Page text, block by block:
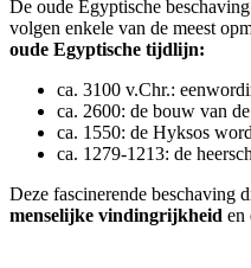
De oude Egyptische
volgen enkele van de meest
oude Egyptische tijdlijn:
ca. 3100 v.Chr.:
ca. 2600: de bouw van
ca. 1550: de Hyksos
ca. 1279-1213: de
Deze fascinerende beschaving
menselijke vindingrijkheid en